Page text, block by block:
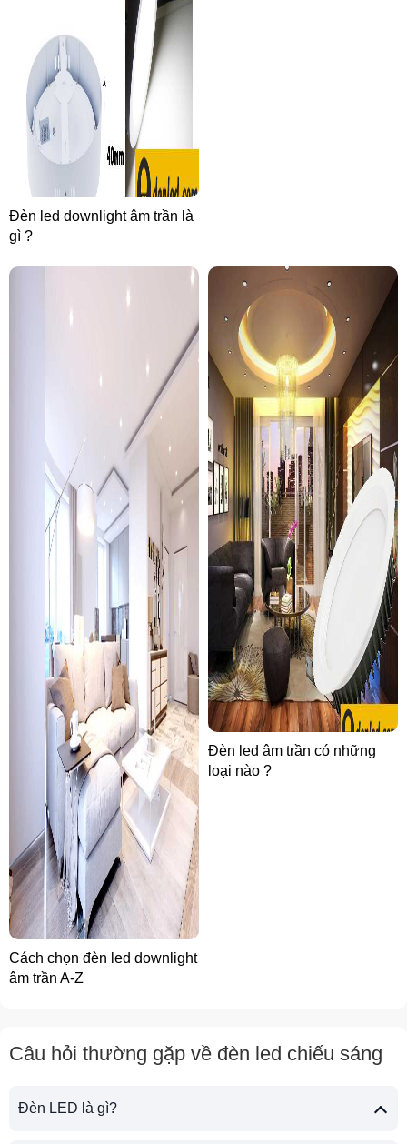
Đèn led downlight âm trần là
gì ?
Cách chọn đèn led downlight
âm trần A-Z
Đèn led âm trần có những
loại nào ?
Câu hỏi thường gặp về đèn led chiếu sáng
Đèn LED là gì?